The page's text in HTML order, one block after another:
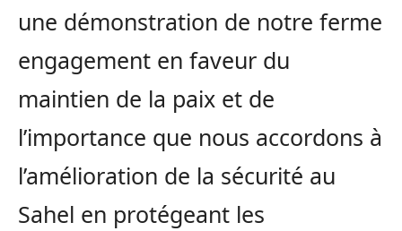
une démonstration de notre ferme
engagement en faveur du
maintien de la paix et de
l’importance que nous accordons à
l’amélioration de la sécurité au
Sahel en protégeant les